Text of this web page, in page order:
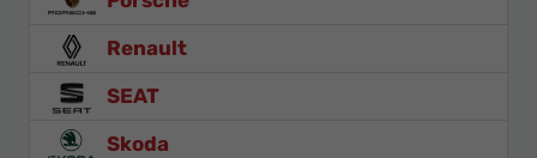
Renault
SEAT
Skoda